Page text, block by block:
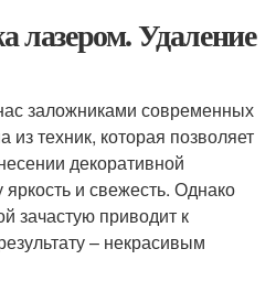
лазером. Удаление
заложниками современных
из техник, которая позволяет
декоративной
яркость и свежесть. Однако
зачастую приводит к
– некрасивым